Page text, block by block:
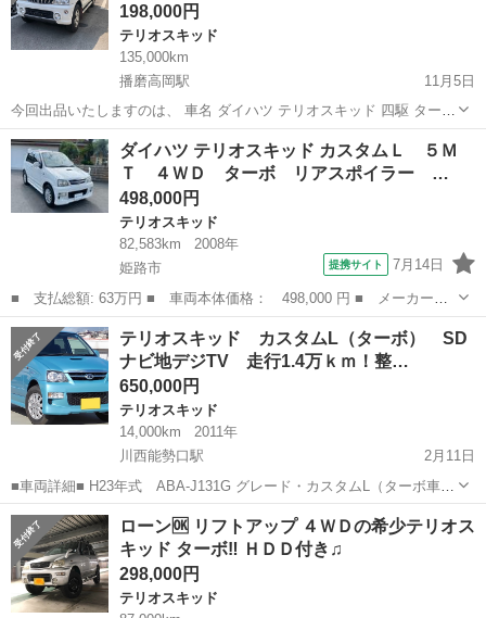
198,000円
テリオスキッド
135,000km
播磨高岡駅
11月5日
今回出品いたしますのは、 車名 ダイハツ テリオスキッド 四駆 ターボ
☆車検：2年付き 姫路市内の方は登録費用込み ☆走行：
135000km（使用してますのでのびます） ☆色：ホワイト 専用ステッ
カー ...
兵庫 姫路市 播磨高岡駅 テリオスキッド
ダイハツ テリオスキッド カスタムＬ ５Ｍ
Ｔ ４ＷＤ ターボ リアスポイラー …
498,000円
テリオスキッド
82,583km
2008年
姫路市
提携サイト 7月14日
■ 支払総額: 63万円 ■ 車両本体価格： 498,000 円 ■ メーカー
名： ダイハツ ■ 車種名： テリオスキッド ■ グレード名： カ
スタムＬ ５ＭＴ ４ＷＤ ターボ リアスポイラー キーレスキ
ー プライバシーガ...
兵庫 姫路市 テリオスキッド
テリオスキッド カスタムL（ターボ） SD
ナビ地デジTV 走行1.4万ｋｍ！整…
650,000円
テリオスキッド
14,000km
2011年
川西能勢口駅
2月11日
■車両詳細■ H23年式 ABA-J131G グレード・カスタムL（ターボ車）
2ＷＤ 車検32年11月まで ■状態■ 機関・・・走る、曲がる、止ま
る、問題りません。 エアコ...
兵庫 川西市 川西能勢口駅 テリオスキッド リンクス
ローン🆗 リフトアップ ４ＷＤの希少テリオス
キッド ターボ‼️ ＨＤＤ付き♫
298,000円
テリオスキッド